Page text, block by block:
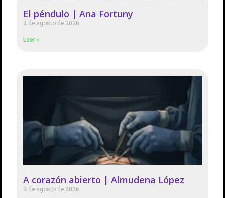
El péndulo | Ana Fortuny
2 de agosto de 2026
Leer »
A corazón abierto | Almudena López
2 de agosto de 2026